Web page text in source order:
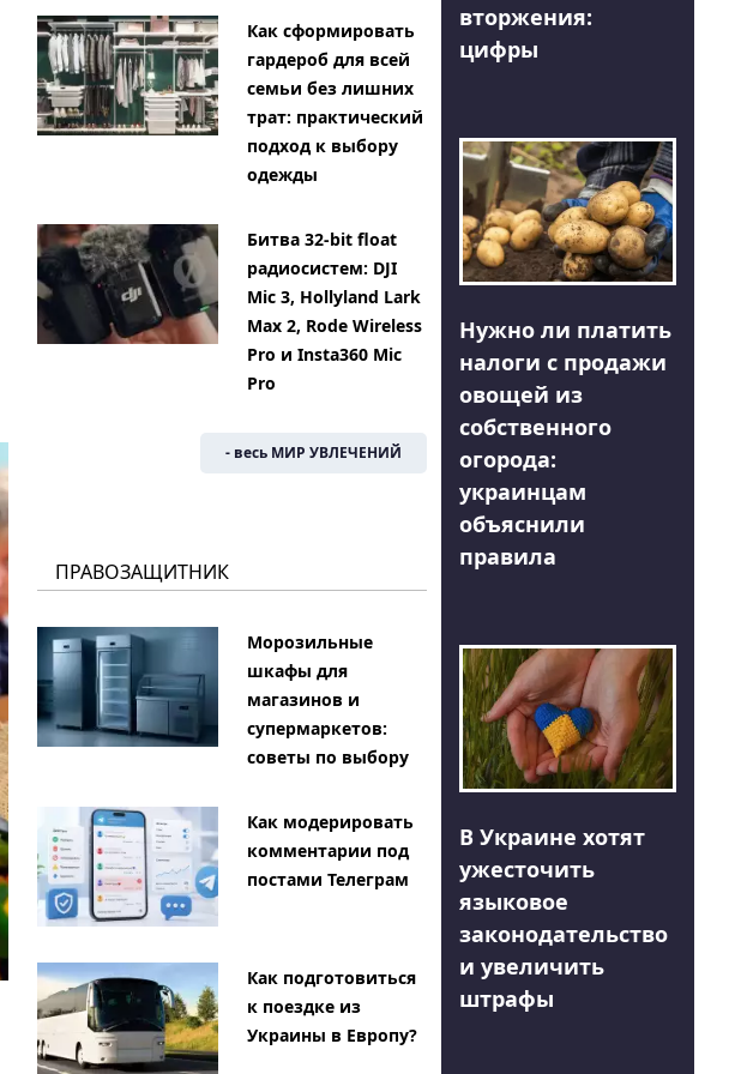
Как сформировать
гардероб для всей
семьи без лишних
трат: практический
подход к выбору
одежды
Битва 32-bit float
радиосистем: DJI
Mic 3, Hollyland Lark
Max 2, Rode Wireless
Pro и Insta360 Mic
Pro
- весь МИР УВЛЕЧЕНИЙ
ПРАВОЗАЩИТНИК
Морозильные
шкафы для
магазинов и
супермаркетов:
советы по выбору
Как модерировать
комментарии под
постами Телеграм
Как подготовиться
к поездке из
Украины в Европу?
вторжения:
цифры
Нужно ли платить
налоги с продажи
овощей из
собственного
огорода:
украинцам
объяснили
правила
В Украине хотят
ужесточить
языковое
законодательство
и увеличить
штрафы